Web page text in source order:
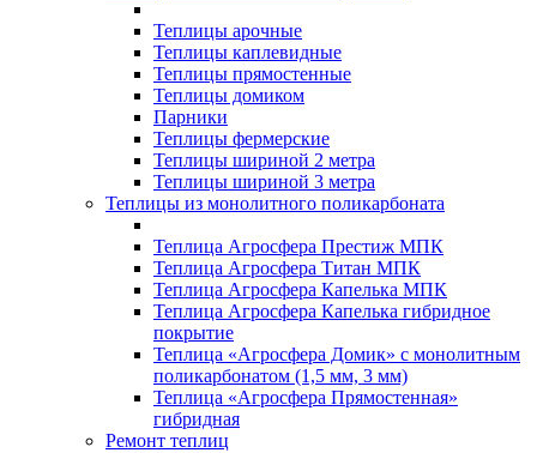
Теплицы арочные
Теплицы каплевидные
Теплицы прямостенные
Теплицы домиком
Парники
Теплицы фермерские
Теплицы шириной 2 метра
Теплицы шириной 3 метра
Теплицы из монолитного поликарбоната
Теплица Агросфера Престиж МПК
Теплица Агросфера Титан МПК
Теплица Агросфера Капелька МПК
Теплица Агросфера Капелька гибридное
покрытие
Теплица «Агросфера Домик» с монолитным
поликарбонатом (1,5 мм, 3 мм)
Теплица «Агросфера Прямостенная»
гибридная
Ремонт теплиц